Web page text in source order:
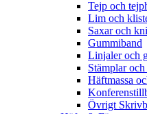
Tejp och
Lim och
Saxar och
Gummiband
Linjaler och
Stämplar
Häftmassa
Övrigt